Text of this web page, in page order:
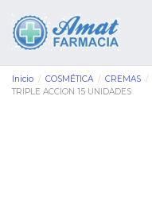
Inicio COSMÉTICA CREMAS
TRIPLE ACCION 15 UNIDADES